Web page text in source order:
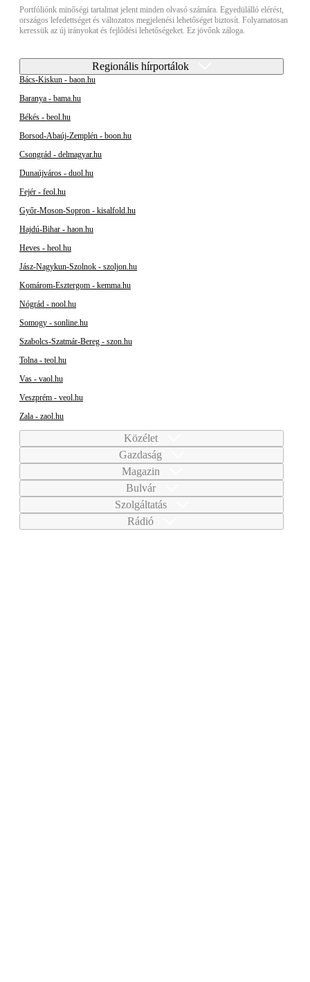
Portfóliónk minőségi tartalmat jelent minden olvasó számára. Egyedülálló elérést,
országos lefedettséget és változatos megjelenési lehetőséget biztosít. Folyamatosan
keressük az új irányokat és fejlődési lehetőségeket. Ez jövőnk záloga.
Regionális hírportálok
Bács-Kiskun - baon.hu
Baranya - bama.hu
Békés - beol.hu
Borsod-Abaúj-Zemplén - boon.hu
Csongrád - delmagyar.hu
Dunaújváros - duol.hu
Fejér - feol.hu
Győr-Moson-Sopron - kisalfold.hu
Hajdú-Bihar - haon.hu
Heves - heol.hu
Jász-Nagykun-Szolnok - szoljon.hu
Komárom-Esztergom - kemma.hu
Nógrád - nool.hu
Somogy - sonline.hu
Szabolcs-Szatmár-Bereg - szon.hu
Tolna - teol.hu
Vas - vaol.hu
Veszprém - veol.hu
Zala - zaol.hu
Közélet
Gazdaság
Magazin
Bulvár
Szolgáltatás
Rádió